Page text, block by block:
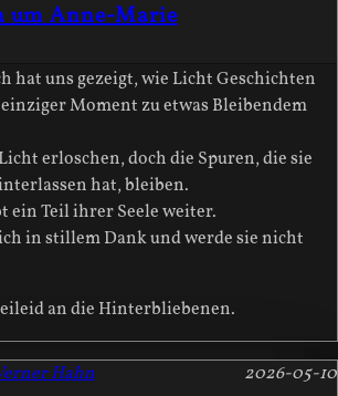
um Anne-Marie
hat uns gezeigt, wie Licht Geschichten
Moment zu etwas Bleibendem
erloschen, doch die Spuren, die sie
hat, bleiben.
Teil ihrer Seele weiter.
in stillem Dank und werde sie nicht
an die Hinterbliebenen.
2026-05-10
Hahn